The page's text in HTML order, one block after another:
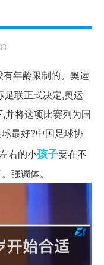
有年龄限制的。奥运
足联正式决定,奥运
并将这项比赛列为国
最好?中国足球协
右的小孩子要在不
强调体。